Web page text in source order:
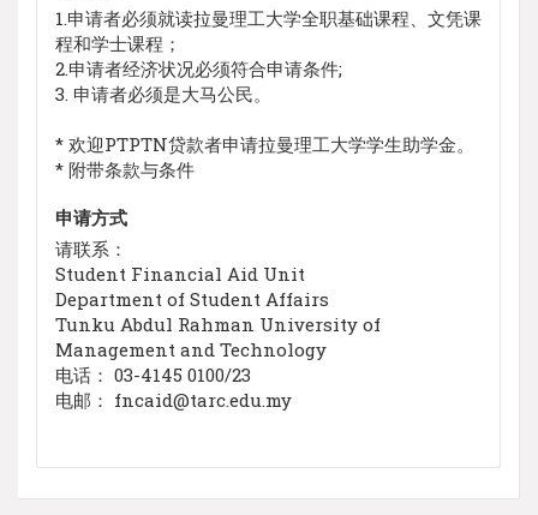
1.申请者必须就读拉曼理工大学全职基础课程、文凭课
程和学士课程；
2.申请者经济状况必须符合申请条件;
3. 申请者必须是大马公民。
* 欢迎PTPTN贷款者申请拉曼理工大学学生助学金。
* 附带条款与条件
申请方式
请联系：
Student Financial Aid Unit
Department of Student Affairs
Tunku Abdul Rahman University of
Management and Technology
电话： 03-4145 0100/23
电邮： fncaid@tarc.edu.my